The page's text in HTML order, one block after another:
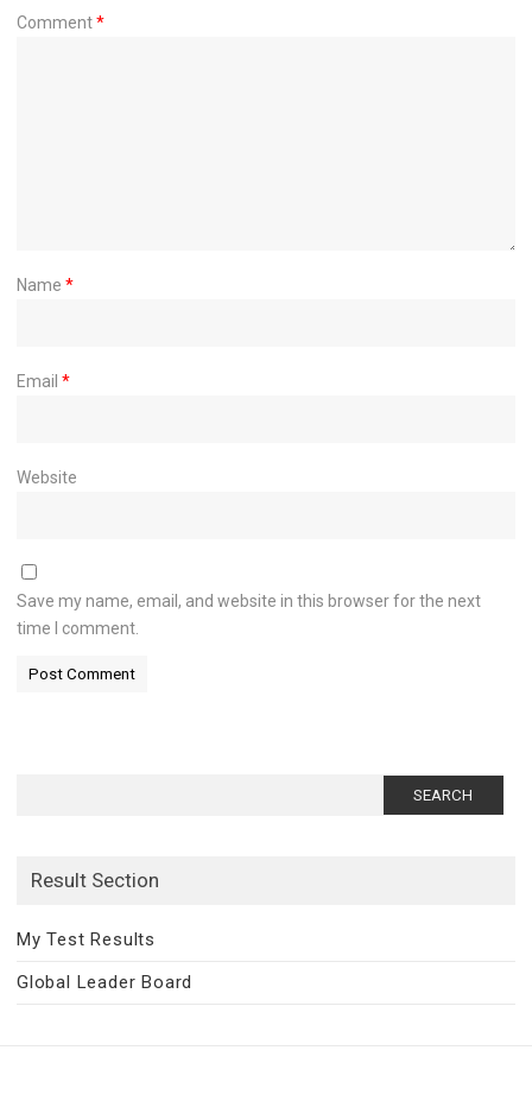
Comment*
Name *
Email *
Website
Save my name, email, and website in this browser for the next
time I comment.
Result Section
My Test Results
Global Leader Board